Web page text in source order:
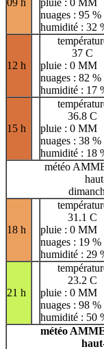
nuages : 95 %
humidité : 32
12 h
37 C
pluie : 0 MM
nuages : 82 %
humidité : 17
15 h
36.8 C
pluie : 0 MM
nuages : 38 %
humidité : 18
météo
18 h
31.1 C
pluie : 0 MM
nuages : 19 %
humidité : 29
21 h
23.2 C
pluie : 0 MM
nuages : 98 %
humidité : 50
météo